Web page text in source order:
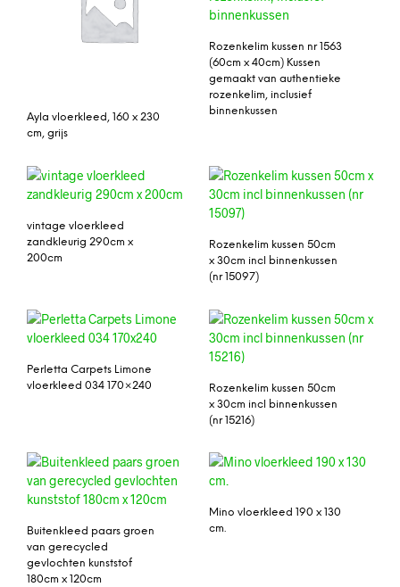
Ayla vloerkleed, 160 x 230
cm, grijs
Rozenkelim kussen nr 1563
(60cm x 40cm) Kussen
gemaakt van authentieke
rozenkelim, inclusief
binnenkussen
vintage vloerkleed
zandkleurig 290cm x
200cm
Rozenkelim kussen 50cm
x 30cm incl binnenkussen
(nr 15097)
Perletta Carpets Limone
vloerkleed 034 170×240
Rozenkelim kussen 50cm
x 30cm incl binnenkussen
(nr 15216)
Buitenkleed paars groen
van gerecycled
gevlochten kunststof
180cm x 120cm
Mino vloerkleed 190 x 130
cm.